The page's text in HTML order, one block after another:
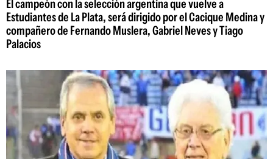
El campeón con la selección argentina que vuelve a
Estudiantes de La Plata, será dirigido por el Cacique Medina y
compañero de Fernando Muslera, Gabriel Neves y Tiago
Palacios